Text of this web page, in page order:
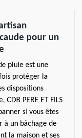
pour un
pluie est une
protéger la
dispositions
CDB PERE ET FILS
si vous êtes
à un bâchage de
la maison et ses